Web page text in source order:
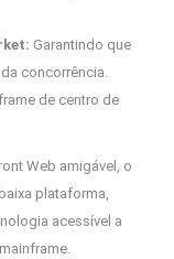
Garantindo que
concorrência.
de centro de
Web amigável, o
plataforma,
acessível a